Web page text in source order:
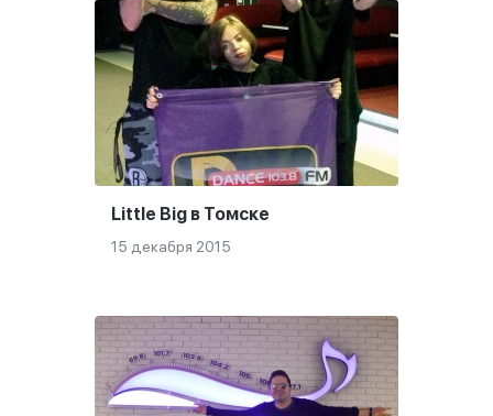
Little Big в Томске
15 декабря 2015